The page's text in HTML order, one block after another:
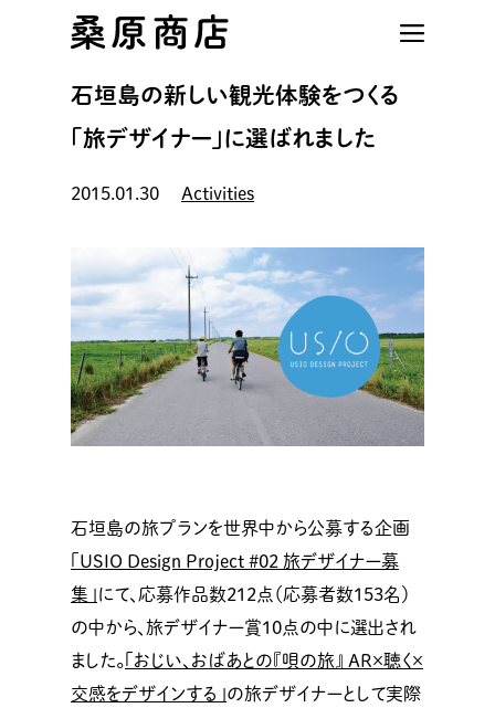
石垣島の新しい観光体験をつくる
「旅デザイナー」に選ばれました
2015.01.30 Activities
石垣島の旅プランを世界中から公募する企画
「USIO Design Project #02 旅デザイナー募
集」にて、応募作品数212点（応募者数153名）
の中から、旅デザイナー賞10点の中に選出され
ました。
「おじい、おばあとの『唄の旅』 AR×聴く×
交感をデザインする」の旅デザイナーとして実際